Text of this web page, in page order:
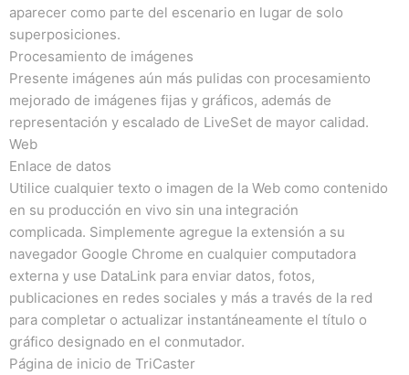
aparecer como parte del escenario en lugar de solo
superposiciones.
Procesamiento de imágenes
Presente imágenes aún más pulidas con procesamiento
mejorado de imágenes fijas y gráficos, además de
representación y escalado de LiveSet de mayor calidad.
Web
Enlace de datos
Utilice cualquier texto o imagen de la Web como contenido
en su producción en vivo sin una integración
complicada. Simplemente agregue la extensión a su
navegador Google Chrome en cualquier computadora
externa y use DataLink para enviar datos, fotos,
publicaciones en redes sociales y más a través de la red
para completar o actualizar instantáneamente el título o
gráfico designado en el conmutador.
Página de inicio de TriCaster